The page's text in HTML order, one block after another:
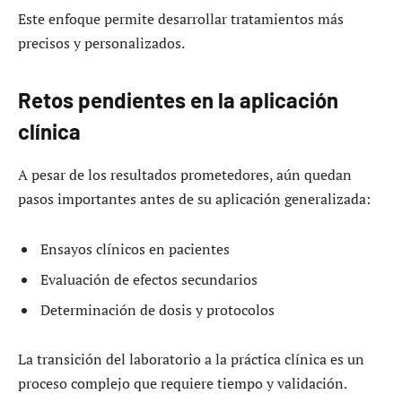
Este enfoque permite desarrollar tratamientos más
precisos y personalizados.
Retos pendientes en la aplicación
clínica
A pesar de los resultados prometedores, aún quedan
pasos importantes antes de su aplicación generalizada:
Ensayos clínicos en pacientes
Evaluación de efectos secundarios
Determinación de dosis y protocolos
La transición del laboratorio a la práctica clínica es un
proceso complejo que requiere tiempo y validación.